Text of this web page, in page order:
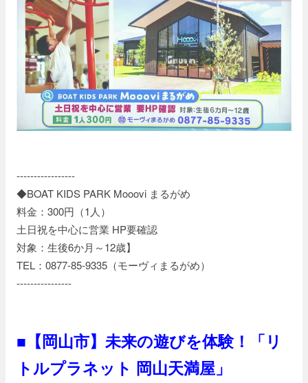
-----------------
◆BOAT KIDS PARK Mooovi まるがめ
料金：300円（1人）
土日祝を中心に営業 HP要確認
対象：生後6か月～12歳】
TEL：0877-85-9335（モーヴィまるがめ）
----------------
■【岡山市】未来の遊びを体験！「リ
トルプラネット 岡山天満屋」